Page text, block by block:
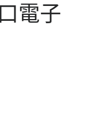
電子